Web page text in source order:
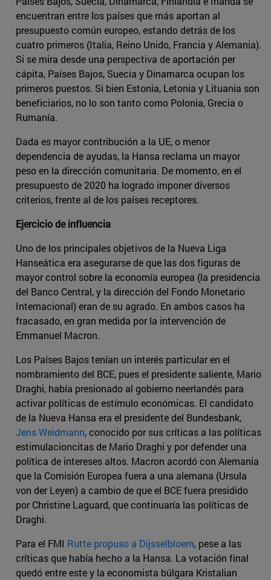
encuentran entre los países que más aportan al
presupuesto común europeo, estando detrás de los
cuatro primeros (Italia, Reino Unido, Francia y Alemania).
Si se mira desde una perspectiva de aportación per
cápita, Países Bajos, Suecia y Dinamarca ocupan los
primeros puestos. Si bien Estonia, Letonia y Lituania son
beneficiarios, no lo son tanto como Polonia, Grecia o
Rumanía.
Dada es mayor contribución a la UE, o menor
dependencia de ayudas, la Hansa reclama un mayor
peso en la dirección comunitaria. De momento, en el
presupuesto de 2020 ha logrado imponer diversos
criterios, frente al de los países receptores.
Ejercicio de influencia
Uno de los principales objetivos de la Nueva Liga
Hanseática era asegurarse de que las dos figuras de
mayor control sobre la economía europea (la presidencia
del Banco Central, y la dirección del Fondo Monetario
Internacional) eran de su agrado. En ambos casos ha
fracasado, en gran medida por la intervención de
Emmanuel Macron.
Los Países Bajos tenían un interés particular en el
nombramiento del BCE, pues el presidente saliente, Mario
Draghi, había presionado al gobierno neerlandés para
activar políticas de estímulo económicas. El candidato
de la Nueva Hansa era el presidente del Bundesbank,
Jens Weidmann, conocido por sus críticas a las políticas
estimulacioncitas de Mario Draghi y por defender una
política de intereses altos. Macron acordó con Alemania
que la Comisión Europea fuera a una alemana (Ursula
von der Leyen) a cambio de que el BCE fuera presidido
por Christine Laguard, que continuaría las políticas de
Draghi.
Para el FMI Rutte propuso a Dijsselbloem, pese a las
críticas que había hecho a la Hansa. La votación final
quedó entre este y la economista búlgara Kristalian